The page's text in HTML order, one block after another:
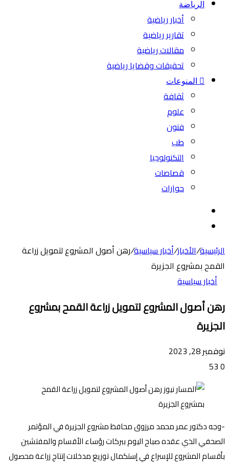
الرياضة
أخبار رياضية
تقارير رياضية
مقالات رياضية
تحقيقات وقضايا رياضية
المنوعات
ثقافة
علوم
فنون
طب
التكنولوجيا
قصاصات
حوارات
الرئيسية/الأخبار/أخبار سياسية/رهن أصول المشروع لتمويل زراعة
القمح بمشروع الجزيرة
أخبار سياسية
رهن أصول المشروع لتمويل زراعة القمح بمشروع
الجزيرة
نوفمبر 28, 2023
0
-وجه دكتور عمر محمد مرزوق محافظ مشروع الجزيرة في المؤتمر
الصحفي الذي عقده صباح اليوم ببركات رؤساء الأقسام والمفتشين
بأقسام المشروع للإسراع في إستكمال توزيع مدخلات إنتاج زراعة محصول